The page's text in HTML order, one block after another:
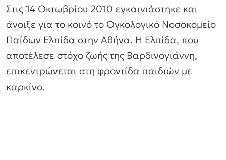
Στις 14 Οκτωβρίου 2010 εγκαινιάστηκε και
άνοιξε για το κοινό το Ογκολογικό Νοσοκομείο
Παίδων Ελπίδα στην Αθήνα. Η Ελπίδα, που
αποτέλεσε στόχο ζωής της Βαρδινογιάννη,
επικεντρώνεται στη φροντίδα παιδιών με
καρκίνο.